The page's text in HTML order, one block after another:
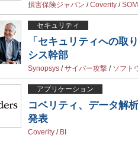
損害保険ジャパン /Coverity /
セキュリティ
「セキュリティへの取
シス幹部
Synopsys /サイバー攻撃 / ソフト
アプリケーション
コベリティ、データ解
発表
Coverity / BI